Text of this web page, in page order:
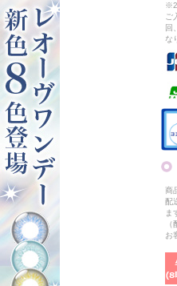
ご
回
な
商
配
ま
お